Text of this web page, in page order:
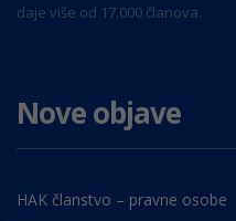
daje više od 17.000 članova.
Nove objave
HAK članstvo – pravne osobe